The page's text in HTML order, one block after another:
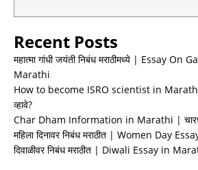
Recent Posts
महात्मा गांधी जयंती निबंध मराठीमध्ये | Essay On
Marathi
How to become ISRO scientist in Marathi
व्हावे?
Char Dham Information in Marathi | चारधाम
महिला दिनावर निबंध मराठीत | Women Day
दिवाळीवर निबंध मराठीत | Diwali Essay in